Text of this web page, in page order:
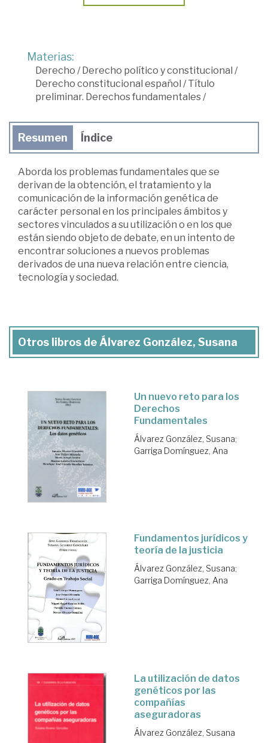
Materias:
Derecho /Derecho político y constitucional /
Derecho constitucional español /Título
preliminar. Derechos fundamentales/
Resumen Índice
Aborda los problemas fundamentales que se
derivan de la obtención, el tratamiento y la
comunicación de la información genética de
carácter personal en los principales ámbitos y
sectores vinculados a su utilización o en los que
están siendo objeto de debate, en un intento de
encontrar soluciones a nuevos problemas
derivados de una nueva relación entre ciencia,
tecnología y sociedad.
Otros libros de Álvarez González, Susana
Un nuevo reto para los
Derechos
Fundamentales
Álvarez González, Susana;
Garriga Domínguez, Ana
Fundamentos jurídicos y
teoría de la justicia
Álvarez González, Susana;
Garriga Domínguez, Ana
La utilización de datos
genéticos por las
compañías
aseguradoras
Álvarez González, Susana